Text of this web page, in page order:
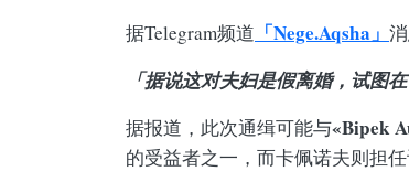
据Telegram频道 「Nege.Aqsha」
「据说这对夫妇是假离婚，试图
据报道，此次通缉可能与«Bipek
的受益者之一，而卡佩诺夫则担任